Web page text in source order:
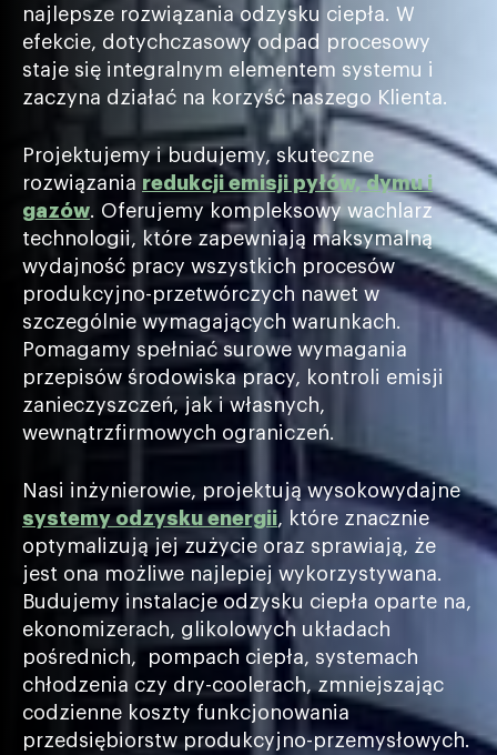
najlepsze rozwiązania odzysku ciepła. W
efekcie, dotychczasowy odpad procesowy
staje się integralnym elementem systemu i
zaczyna działać na korzyść naszego Klienta.
Projektujemy i budujemy, skuteczne
rozwiązania redukcji emisji pyłów, dymu i
gazów. Oferujemy kompleksowy wachlarz
technologii, które zapewniają maksymalną
wydajność pracy wszystkich procesów
produkcyjno-przetwórczych nawet w
szczególnie wymagających warunkach.
Pomagamy spełniać surowe wymagania
przepisów środowiska pracy, kontroli emisji
zanieczyszczeń, jak i własnych,
wewnątrzfirmowych ograniczeń.
Nasi inżynierowie, projektują wysokowydajne
systemy odzysku energii, które znacznie
optymalizują jej zużycie oraz sprawiają, że
jest ona możliwe najlepiej wykorzystywana.
Budujemy instalacje odzysku ciepła oparte na,
ekonomizerach, glikolowych układach
pośrednich, pompach ciepła, systemach
chłodzenia czy dry-coolerach, zmniejszając
codzienne koszty funkcjonowania
przedsiębiorstw produkcyjno-przemysłowych.